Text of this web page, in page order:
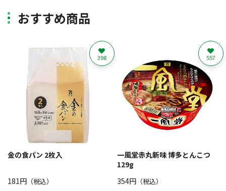
おすすめ商品
金の食パン 2枚入
181円 （税込）
398
一風堂赤丸新味 博多とんこつ
129g
354円（税込）
557